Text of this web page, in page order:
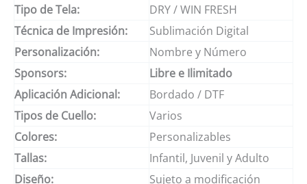
Tipo de Tela:
DRY / WIN FRESH
Técnica de Impresión:
Sublimación Digital
Personalización:
Nombre y Número
Sponsors:
Libre e Ilimitado
Aplicación Adicional:
Bordado / DTF
Tipos de Cuello:
Varios
Colores:
Personalizables
Tallas:
Infantil, Juvenil y Adulto
Diseño:
Sujeto a modificación